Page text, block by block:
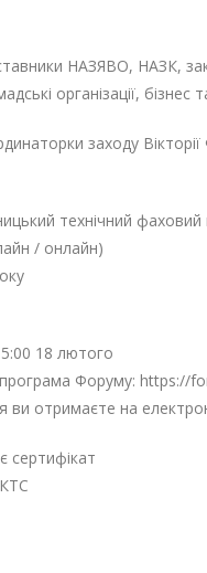
НАЗЯВО, НАЗК,
організації, бізнес
заходу
технічний
/ онлайн)
18 лютого
Форуму: https://
отримаєте на
сертифікат